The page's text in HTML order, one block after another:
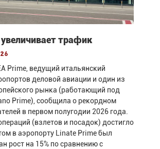
увеличивает трафик
Prime, ведущий итальянский
деловой авиации и один из
рынка (работающий под
Prime), сообщила о рекордном
в первом полугодии 2026 года.
(взлетов и посадок) достигло
в аэропорту Linate Prime был
рост на 15% по сравнению с